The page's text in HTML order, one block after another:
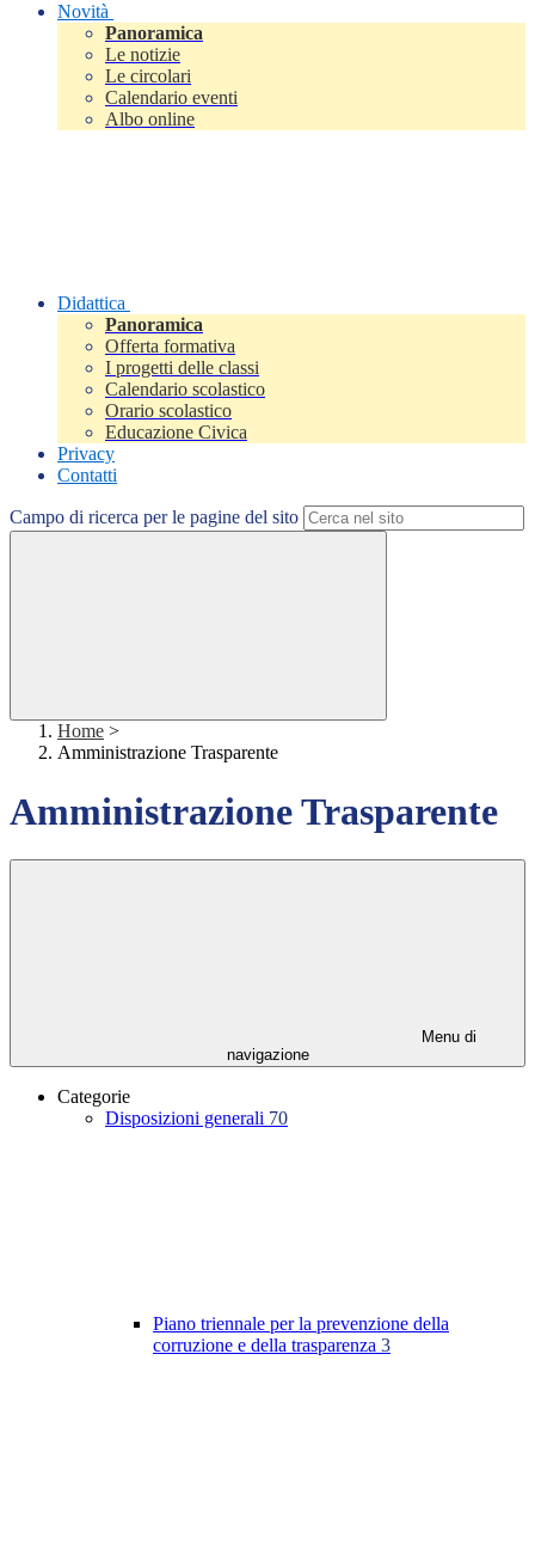
Novità
Panoramica
Le notizie
Le circolari
Calendario eventi
Albo online
Didattica
Panoramica
Offerta formativa
I progetti delle classi
Calendario scolastico
Orario scolastico
Educazione Civica
Privacy
Contatti
Campo di ricerca per le pagine del sito
Home >
Amministrazione Trasparente
Amministrazione Trasparente
Menu di
navigazione
Categorie
Disposizioni generali 70
Piano triennale per la prevenzione della
corruzione e della trasparenza 3